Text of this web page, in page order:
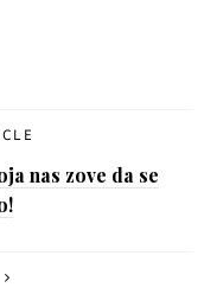
nas zove da se